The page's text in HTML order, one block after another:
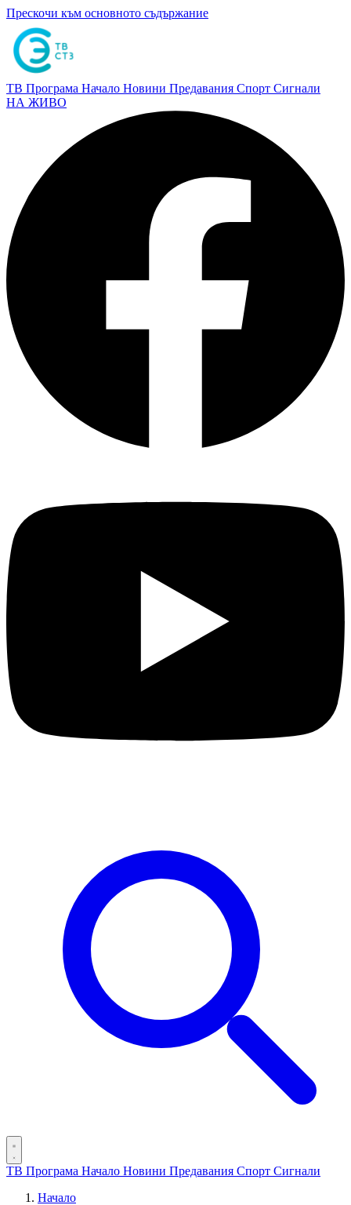
Прескочи към основното съдържание
ТВ Програма Начало Новини Предавания Спорт Сигнали
НА ЖИВО
ТВ Програма Начало Новини Предавания Спорт Сигнали
Начало